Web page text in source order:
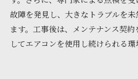
故障を発見し、大きなトラブルを
ます。工事後は、メンテナンス契
してエアコンを使用し続けられる環